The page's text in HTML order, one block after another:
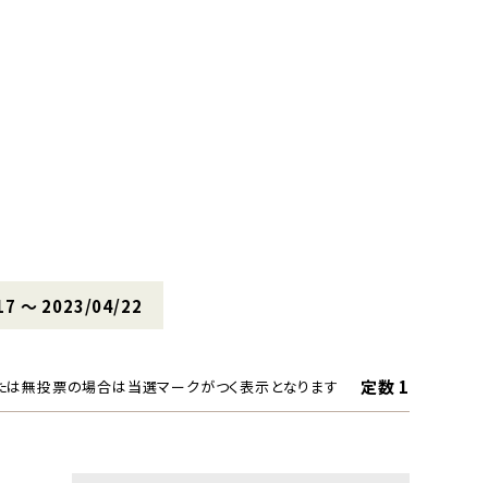
〜 2023/04/22
無投票の場合は当選マークがつく表示となります 定数 1